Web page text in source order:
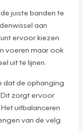
juiste banden te
aan
ervoor kiezen
voeren maar ook
uit te lijnen.
dat de ophanging
Dit zorgt ervoor
uitbalanceren
van de velg